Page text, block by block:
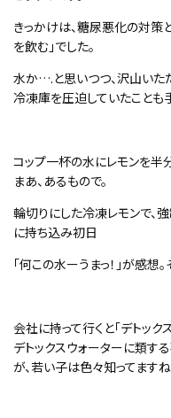
きっかけは、糖尿悪化の対策
を飲む」でした。
水か….と思いつつ、沢山いた
冷凍庫を圧迫していたことも
コップ一杯の水にレモンを半
まあ、あるもので。
輪切りにした冷凍レモンで、
に持ち込み初日
「何この水ーうまっ！」が感想
会社に持って行くと「デトッ
デトックスウォーターに類す
が、若い子は色々知ってますね